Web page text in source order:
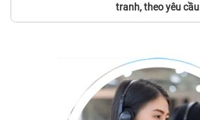
tranh, theo yêu cầu